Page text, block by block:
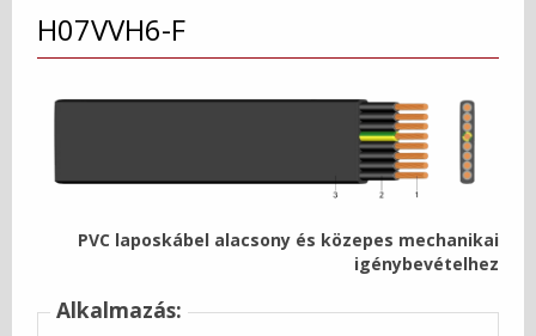
H07VVH6-F
PVC laposkábel alacsony és közepes mechanikai
igénybevételhez
Alkalmazás: